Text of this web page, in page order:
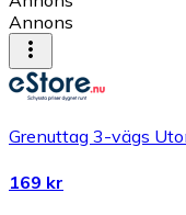
Annons
Grenuttag 3-vägs
169 kr